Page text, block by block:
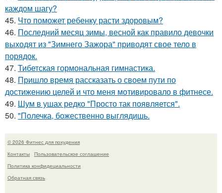
каждом шагу?
45. Что поможет ребенку расти здоровым?
46. Последний месяц зимы, весной как правило девочки
выходят из "Зимнего Зажора" приводят свое тело в
порядок.
47. Тибетская гормональная гимнастика.
48. Пришло время рассказать о своем пути по
достижению целей и что меня мотивировало в фитнесе.
49. Шум в ушах редко "Просто так появляется".
50. "Полечка, божественно выглядишь.
© 2026 Фитнес для похудения
Контакты
Пользовательское соглашение
Политика конфидециальности
Обратная связь